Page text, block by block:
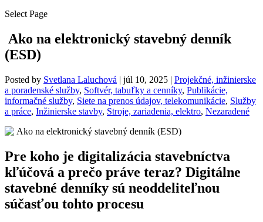
Select Page
Ako na elektronický stavebný denník
(ESD)
Posted by Svetlana Laluchová | júl 10, 2025 | Projekčné, inžinierske
a poradenské služby, Softvér, tabuľky a cenníky, Publikácie,
informačné služby, Siete na prenos údajov, telekomunikácie, Služby
a práce, Inžinierske stavby, Stroje, zariadenia, elektro, Nezaradené
Pre koho je digitalizácia stavebníctva
kľúčová a prečo práve teraz? Digitálne
stavebné denníky sú neoddeliteľnou
súčasťou tohto procesu